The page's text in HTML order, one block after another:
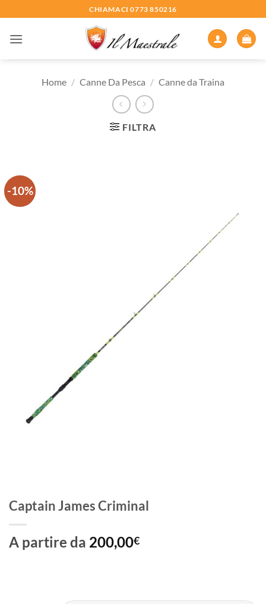
ai
contenuti
CHIAMACI 0773 850216
Home / Canne Da Pesca / Canne da Traina
FILTRA
-10%
Captain James Criminal
A partire da 200,00€